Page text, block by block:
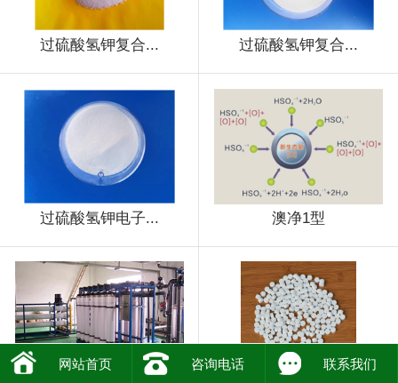
过硫酸氢钾复合... 过硫酸氢钾复合...
过硫酸氢钾电子... 澳净1型
网站首页 咨询电话 联系我们